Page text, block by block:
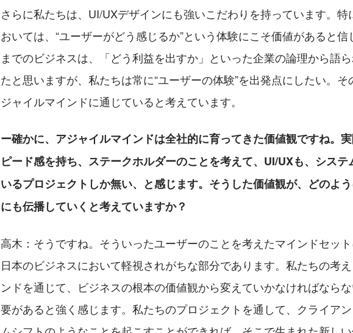
さらに私たちは、UI/UXデザインにも強いこだわりを持っています。特
おいては、“ユーザーがどう感じるか”という体験にこそ価値があると
までのビジネスは、「どう利益を出すか」といった企業の論理から語
たと思いますが、私たちは常に“ユーザーの体験”を出発点にしたい。
ジャイルマインドに通じていると考えています。
ー確かに、アジャイルマインドは全社的に育ってきた価値観ですね。
ピード感を持ち、ステークホルダーのことを考えて、UI/UXも、システ
いるプロジェクトしか無い、と感じます。そうした価値観が、どのよ
にも伝播していくと考えていますか？
高木：そうですね。そういったユーザーのことを考えたマインドセッ
日本のビジネスにおいて軽視されがちな部分であります。私たちの考
ンドを通じて、ビジネスの根本の価値観から変えていかなければなら
要があると強く感じます。私たちのプロジェクトを通して、クライア